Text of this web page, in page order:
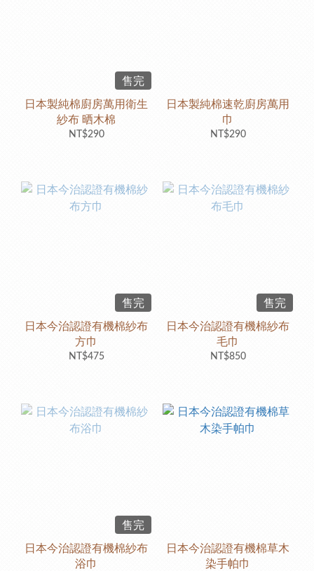
售完
日本製純棉廚房萬用衛生
紗布 晒木棉
NT$290
日本製純棉速乾廚房萬用
巾
NT$290
售完
日本今治認證有機棉紗布
方巾
NT$475
售完
日本今治認證有機棉紗布
毛巾
NT$850
售完
日本今治認證有機棉紗布
浴巾
日本今治認證有機棉草木
染手帕巾